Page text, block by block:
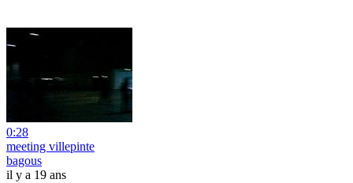
0:28
meeting villepinte
bagous
il y a 19 ans